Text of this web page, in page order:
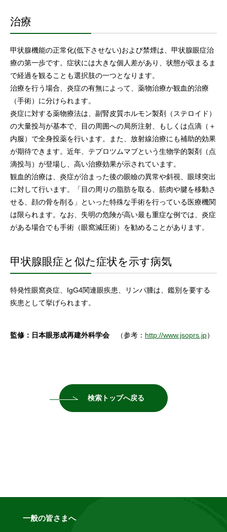
治療
甲状腺機能の正常化(低下させない)および禁煙は、甲状腺眼症治
療の第一歩です。症状には大きな個人差があり、状態が収まるま
で経過を観ることも選択肢の一つとなります。
治療を行う場合、炎症の有無によって、薬物治療か観血的治療
（手術）に分けられます。
炎症に対する薬物療法は、副腎皮質ホルモン製剤（ステロイド）
の大量投与が基本で、目の周囲への局所注射、もしくは点滴（＋
内服）で全身投薬を行います。また、放射線治療にも補助的効果
が期待できます。近年、テプロツムマブという生物学的製剤（点
滴投与）が登場し、高い治療効果が示されています。
観血的治療は、炎症が治まった後の眼瞼の異常や斜視、眼球突出
に対して行います。「目の周りの脂肪を取る、筋肉や腱を移動さ
せる、顔の骨を削る」といった特殊な手術を行っている医療機関
は限られます。なお、失明の危険が高い最も重症な例では、炎症
がある場合でも手術（眼窩減圧術）を勧めることがあります。
甲状腺眼症と似た症状を示す病気
特発性眼窩炎症、IgG4関連眼疾患、リンパ腫は、鑑別を要する
疾患として挙げられます。
監修：日本眼形成再建外科学会 （参考： http://www.jsoprs.jp）
検索トップへ戻る
一般の皆さまへ